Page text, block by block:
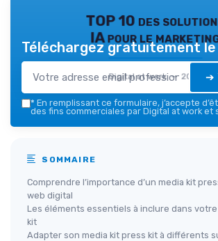
TOP 10 des
IA pour le
Digital at work — 2026
Téléchargez gratuitement
➔
* En remplissant ce formulaire, j’accepte
des fins commerciales par Digital at work et
SOMMAIRE
Comprendre l’importance d’un media kit
web digital
Les éléments essentiels à inclure dans
kit
Adapter son media kit press kit à différents